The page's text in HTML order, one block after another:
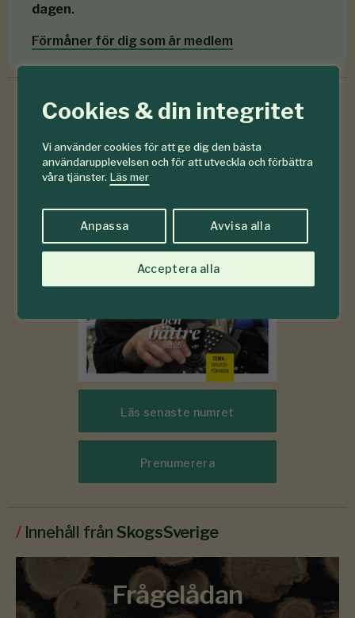
Cookies & din integritet
Vi använder cookies för att ge dig den bästa
användarupplevelsen och för att utveckla och förbättra
våra tjänster. Läs mer
Anpassa Avvisa alla
Acceptera alla
dagen.
Förmåner för dig som är medlem
#6-7
2026
Läs senaste numret
Prenumerera
/ Innehåll från SkogsSverige
Frågelådan